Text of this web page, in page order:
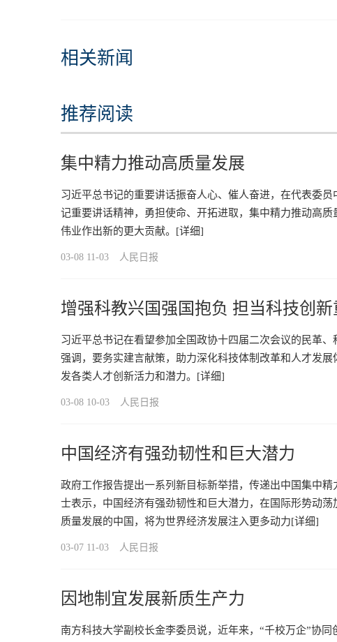
相关新闻
推荐阅读
集中精力推动高质量发展
习近平总书记的重要讲话振奋人心、催人奋进，在代表委
记重要讲话精神，勇担使命、开拓进取，集中精力推动高
伟业作出新的更大贡献。 [详细]
03-08 11-03 人民日报
增强科教兴国强国抱负 担当科技创新
习近平总书记在看望参加全国政协十四届二次会议的民革
强调，要务实建言献策，助力深化科技体制改革和人才发
发各类人才创新活力和潜力。 [详细]
03-08 10-03 人民日报
中国经济有强劲韧性和巨大潜力
政府工作报告提出一系列新目标新举措，传递出中国集中
士表示，中国经济有强劲韧性和巨大潜力，在国际形势动
质量发展的中国，将为世界经济发展注入更多动力[详细]
03-07 11-03 人民日报
因地制宜发展新质生产力
南方科技大学副校长金李委员说，近年来，“千校万企”协